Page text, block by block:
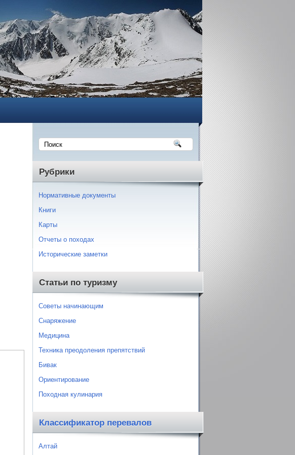
Рубрики
Нормативные документы
Книги
Карты
Отчеты о походах
Исторические заметки
Статьи по туризму
Советы начинающим
Снаряжение
Медицина
Техника преодоления препятствий
Бивак
Ориентирование
Походная кулинария
Классификатор перевалов
Алтай